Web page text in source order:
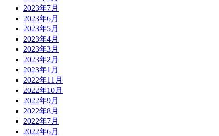
2023年7月
2023年6月
2023年5月
2023年4月
2023年3月
2023年2月
2023年1月
2022年11月
2022年10月
2022年9月
2022年8月
2022年7月
2022年6月